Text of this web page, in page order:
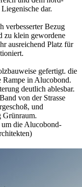
dar.
verbesserter Bezug
zu klein gewordene
ausreichend Platz für
gefertigt. die
Rampe in Alucobond.
deutlich ablesbar.
von der Strasse
und
Grünraum.
um die Alucobond-